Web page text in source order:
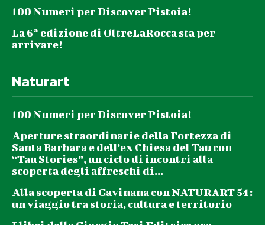
100 Numeri per Discover Pistoia!
La 6ª edizione di OltreLaRocca sta per
arrivare!
Naturart
100 Numeri per Discover Pistoia!
Aperture straordinarie della Fortezza di
Santa Barbara e dell’ex Chiesa del Tau con
“Tau Stories”, un ciclo di incontri alla
scoperta degli affreschi di...
Alla scoperta di Gavinana con NATURART 54:
un viaggio tra storia, cultura e territorio